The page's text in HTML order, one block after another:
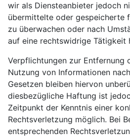
wir als Diensteanbieter jedoch
übermittelte oder gespeicherte
zu überwachen oder nach
auf eine rechtswidrige Tätigkeit
Verpflichtungen zur Entfernung
Nutzung von Informationen
Gesetzen bleiben hiervon
diesbezügliche Haftung ist
Zeitpunkt der Kenntnis einer
Rechtsverletzung möglich. Bei
entsprechenden